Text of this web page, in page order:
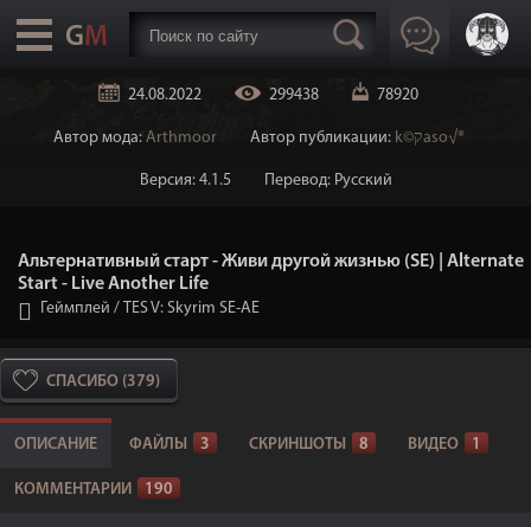
24.08.2022 299438 78920
Автор мода: Arthmoor Автор публикации: k©קaso√®
Версия: 4.1.5 Перевод: Русский
Альтернативный старт - Живи другой жизнью (SE) | Alternate
Start - Live Another Life
Геймплей / TES V: Skyrim SE-AE
СПАСИБО (379)
ОПИСАНИЕ ФАЙЛЫ 3 СКРИНШОТЫ 8 ВИДЕО 1
КОММЕНТАРИИ 190